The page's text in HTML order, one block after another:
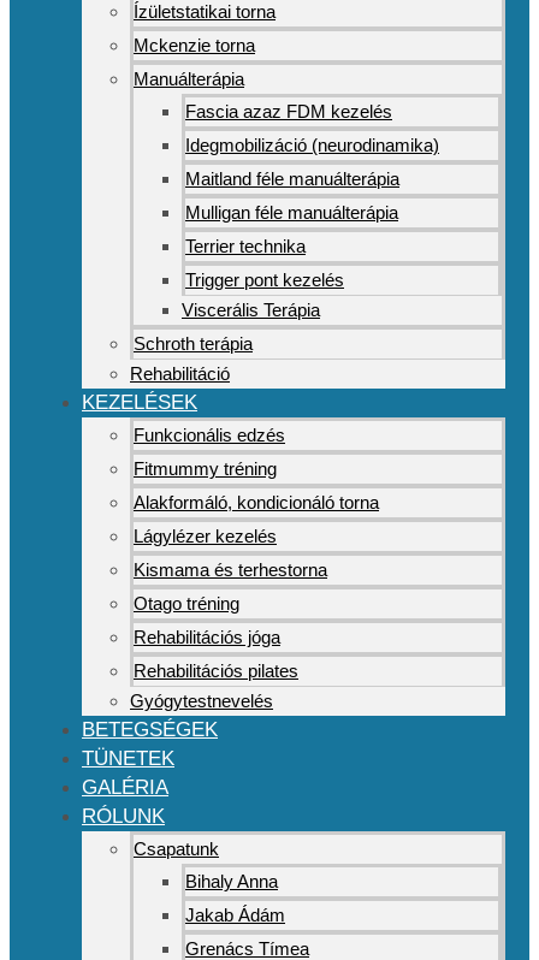
Ízületstatikai torna
Mckenzie torna
Manuálterápia
Fascia azaz FDM kezelés
Idegmobilizáció (neurodinamika)
Maitland féle manuálterápia
Mulligan féle manuálterápia
Terrier technika
Trigger pont kezelés
Viscerális Terápia
Schroth terápia
Rehabilitáció
KEZELÉSEK
Funkcionális edzés
Fitmummy tréning
Alakformáló, kondicionáló torna
Lágylézer kezelés
Kismama és terhestorna
Otago tréning
Rehabilitációs jóga
Rehabilitációs pilates
Gyógytestnevelés
BETEGSÉGEK
TÜNETEK
GALÉRIA
RÓLUNK
Csapatunk
Bihaly Anna
Jakab Ádám
Grenács Tímea